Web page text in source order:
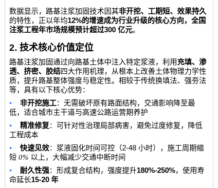
数据显示，路基注浆加固技术因其非开挖、工期短、效果持久
的特性，正以年均12%的增速成为行业升级的核心方向，全国
注浆工程年市场规模预计超过300亿元。
2.技术核心价值定位
路基注浆加固通过向路基土体中注入特定浆液，利用充填、渗
透、挤密、胶结四大作用机理，从根本上改善土体物理力学性
质，提升路基整体强度与稳定性。相较于传统换填法、强夯法
等，具有以下核心优势：
• 非开挖施工：无需破坏原有路面结构，交通影响降至最
低，适合城市主干道与高速公路运营期养护
• 精准修复 ：可针对性治理局部病害，避免过度修复，降低
工程成本
• 快速见效：浆液固化时间可控（2-48小时），施工周期缩
短 0% 以上，大幅减少交通中断时间
• 耐久性强：形成复合结构，强度提升180%-250%，使用寿
命延长15-20年